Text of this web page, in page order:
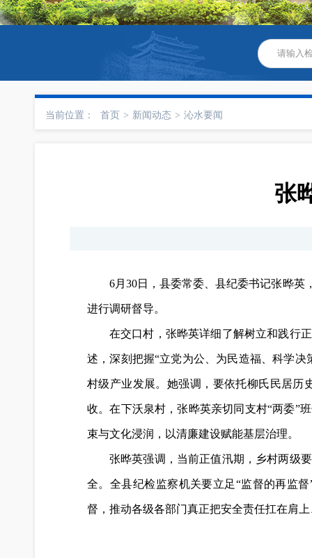
当前位置： 首页 > 新闻动态 > 沁水要闻
张
6月30日，县委常委、县纪委书记张晔
进行调研督导。
在交口村，张晔英详细了解树立和践行
述，深刻把握“立党为公、为民造福、科学
村级产业发展。她强调，要依托柳氏民居历
收。在下沃泉村，张晔英亲切同支村“两委”
束与文化浸润，以清廉建设赋能基层治理。
张晔英强调， 当前正值汛期，乡村两级
全。全县纪检监察机关要立足“监督的再监
督，推动各级各部门真正把安全责任扛在肩